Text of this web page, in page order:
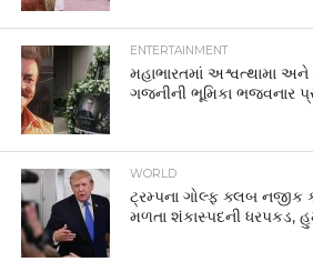
ENTERTAINMENT
મહાભારતમાં અશ્વત્થામા
ગજનીની ભૂમિકા ભજવનાર
WORLD
ટ્રમ્પના ગોલ્ફ ક્લબ નજીક
મળતા શંકાસ્પદની ધરપકડ,